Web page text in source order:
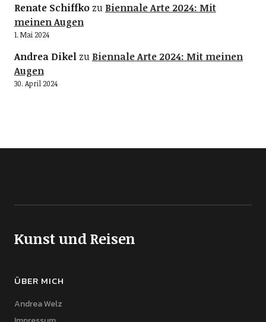
Renate Schiffkozu Biennale Arte 2024: Mit
meinen Augen
1. Mai 2024
Andrea Dikelzu Biennale Arte 2024: Mit meinen
Augen
30. April 2024
Kunst und Reisen
ÜBER MICH
Andrea Welz